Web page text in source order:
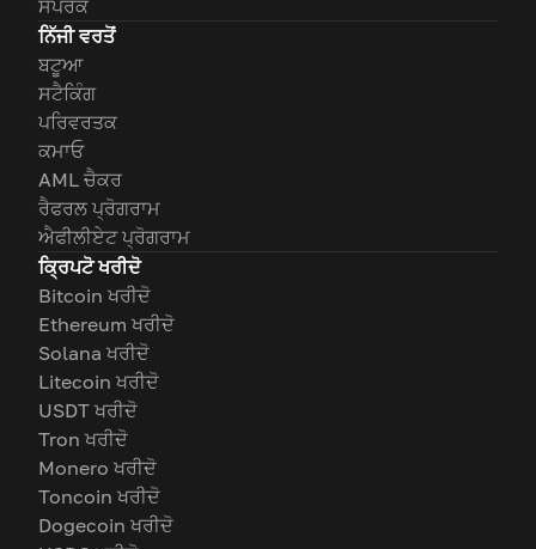
ਸੰਪਰਕ
ਨਿੱਜੀ ਵਰਤੋਂ
ਬਟੂਆ
ਸਟੈਕਿੰਗ
ਪਰਿਵਰਤਕ
ਕਮਾਓ
AML ਚੈਕਰ
ਰੈਫਰਲ ਪ੍ਰੋਗਰਾਮ
ਐਫੀਲੀਏਟ ਪ੍ਰੋਗਰਾਮ
ਕ੍ਰਿਪਟੋ ਖਰੀਦੋ
Bitcoin ਖਰੀਦੋ
Ethereum ਖਰੀਦੋ
Solana ਖਰੀਦੋ
Litecoin ਖਰੀਦੋ
USDT ਖਰੀਦੋ
Tron ਖਰੀਦੋ
Monero ਖਰੀਦੋ
Toncoin ਖਰੀਦੋ
Dogecoin ਖਰੀਦੋ